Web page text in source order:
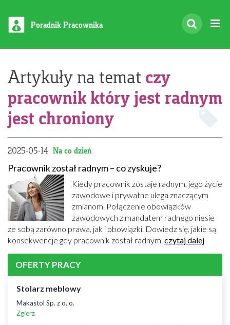
Poradnik Pracownika
Artykuły na temat czy
pracownik który jest radnym
jest chroniony
2025-05-14 Na co dzień
Pracownik został radnym – co zyskuje?
Kiedy pracownik zostaje radnym, jego życie
zawodowe i prywatne ulega znaczącym
zmianom. Połączenie obowiązków
zawodowych z mandatem radnego niesie
ze sobą zarówno prawa, jak i obowiązki. Dowiedz się, jakie są
konsekwencje gdy pracownik został radnym. czytaj dalej
OFERTY PRACY
Stolarz meblowy
Makastol Sp. z o. o.
Zgierz